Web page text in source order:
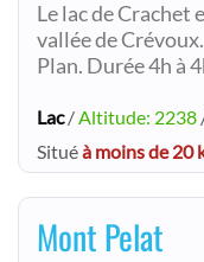
Le lac de Crachet
vallée de
Plan. Durée 4h à
Lac/Altitude: 2238
Situéà moins de 20
Mont Pelat